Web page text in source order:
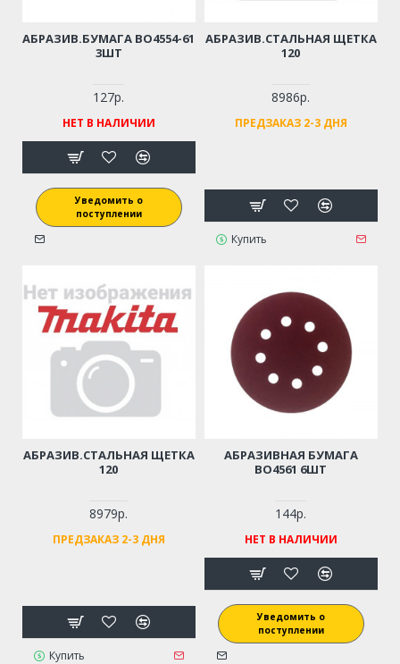
АБРАЗИВ.БУМАГА BO4554-61
3ШТ
127р.
НЕТ В НАЛИЧИИ
Уведомить о
поступлении
АБРАЗИВ.СТАЛЬНАЯ ЩЕТКА
120
8986р.
ПРЕДЗАКАЗ 2-3 ДНЯ
Купить
АБРАЗИВ.СТАЛЬНАЯ ЩЕТКА
120
8979р.
ПРЕДЗАКАЗ 2-3 ДНЯ
Купить
АБРАЗИВНАЯ БУМАГА
BO4561 6ШТ
144р.
НЕТ В НАЛИЧИИ
Уведомить о
поступлении